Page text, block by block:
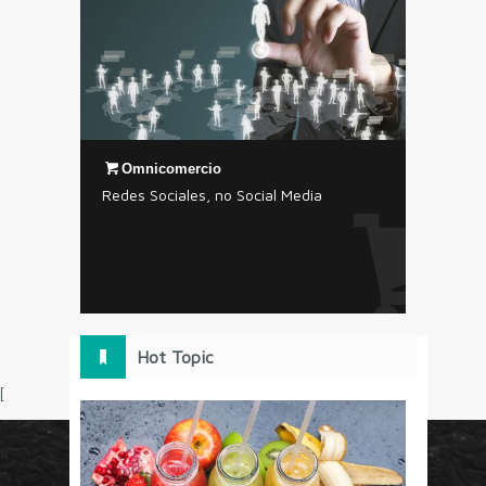
Omnicomercio
Redes Sociales, no Social Media
Hot Topic
[